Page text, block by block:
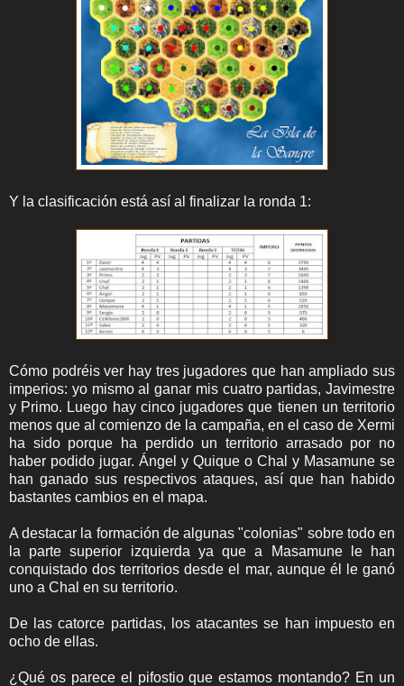
Y la clasificación está así al finalizar la ronda 1:
Cómo podréis ver hay tres jugadores que han ampliado sus
imperios: yo mismo al ganar mis cuatro partidas, Javimestre
y Primo. Luego hay cinco jugadores que tienen un territorio
menos que al comienzo de la campaña, en el caso de Xermi
ha sido porque ha perdido un territorio arrasado por no
haber podido jugar. Ángel y Quique o Chal y Masamune se
han ganado sus respectivos ataques, así que han habido
bastantes cambios en el mapa.
A destacar la formación de algunas "colonias" sobre todo en
la parte superior izquierda ya que a Masamune le han
conquistado dos territorios desde el mar, aunque él le ganó
uno a Chal en su territorio.
De las catorce partidas, los atacantes se han impuesto en
ocho de ellas.
¿Qué os parece el pifostio que estamos montando? En un